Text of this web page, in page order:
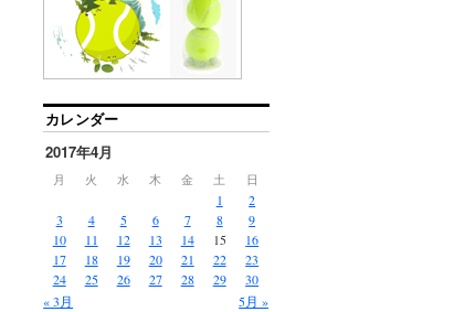
カレンダー
2017年4月
月 火 水 木 金 土 日
« 3月 5月 »
1
2
3
4 5 6 7 8
9
10
11 12 13 14 15
16
17
18 19 20 21 22
23
24
25 26 27 28 29 30